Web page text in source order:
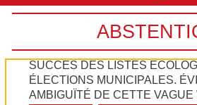
SUCCÈS DES LISTES
ÉLECTIONS MUNICIPALES.
AMBIGUÏTÉ DE CETTE VAGUE